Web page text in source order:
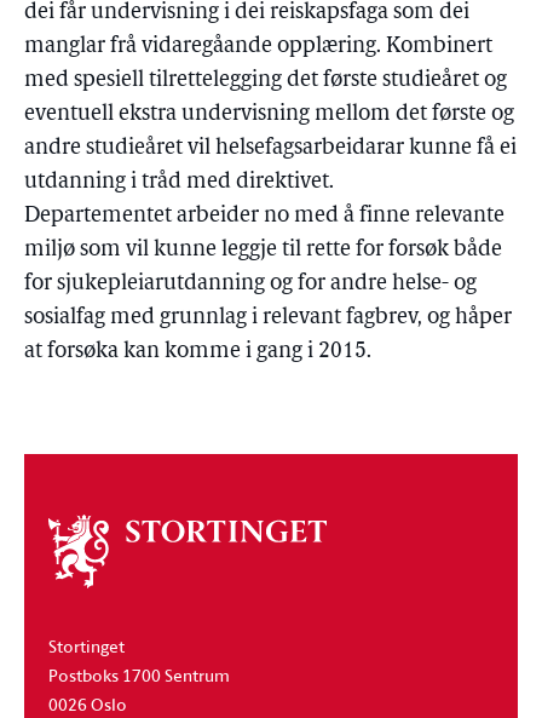
dei får undervisning i dei reiskapsfaga som dei
manglar frå vidaregåande opplæring. Kombinert
med spesiell tilrettelegging det første studieåret og
eventuell ekstra undervisning mellom det første og
andre studieåret vil helsefagsarbeidarar kunne få ei
utdanning i tråd med direktivet.
Departementet arbeider no med å finne relevante
miljø som vil kunne leggje til rette for forsøk både
for sjukepleiarutdanning og for andre helse- og
sosialfag med grunnlag i relevant fagbrev, og håper
at forsøka kan komme i gang i 2015.
Om
stortinget
Stortinget
Postboks 1700 Sentrum
0026 Oslo